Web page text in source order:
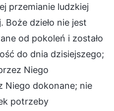
przemianie ludzkiej
Boże dzieło nie jest
od pokoleń i zostało
do dnia dzisiejszego;
Niego
Niego dokonane; nie
potrzeby